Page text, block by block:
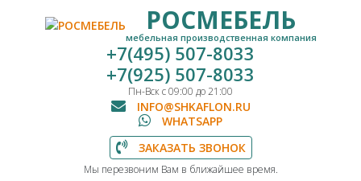
РОСМЕБЕЛЬ
мебельная производственная компания
+7(495) 507-8033
+7(925) 507-8033
Пн-Вск с 09:00 до 21:00
INFO@SHKAFLON.RU
WHATSAPP
ЗАКАЗАТЬ ЗВОНОК
Мы перезвоним Вам в ближайшее время.